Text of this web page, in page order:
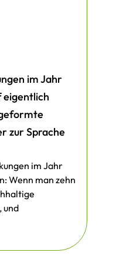
im Jahr
eigentlich
zur Sprache
im Jahr
Wenn man zehn
und